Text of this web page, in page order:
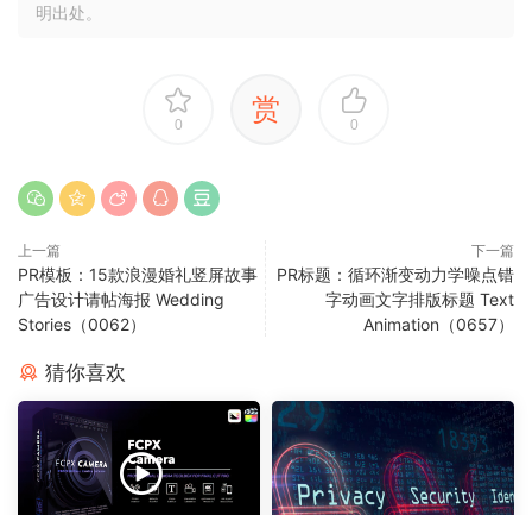
明出处。
0 赏 0
上一篇
PR模板：15款浪漫婚礼竖屏故事
广告设计请帖海报 Wedding
Stories（0062）
下一篇
PR标题：循环渐变动力学噪点错
字动画文字排版标题 Text
Animation（0657）
猜你喜欢